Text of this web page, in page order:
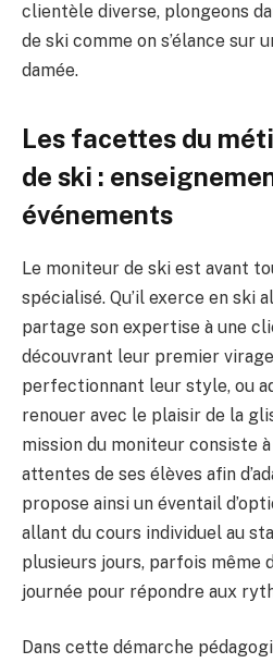
clientèle diverse, plongeons
de ski comme on s’élance sur
damée.
Les facettes du
de ski :
événements
Le moniteur de ski est avant
spécialisé. Qu’il exerce en ski
partage son expertise à une
découvrant leur premier
perfectionnant leur style, ou
renouer avec le plaisir de la
mission du moniteur consiste
attentes de ses élèves afin
propose ainsi un éventail
allant du cours individuel au
plusieurs jours, parfois même
journée pour répondre aux
Dans cette démarche